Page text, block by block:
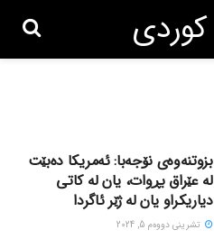
بزوتنەوەی نۆجەبا: ئەمریکا دەبێت
لە عێراق بڕوات، یان لە کاتی
دیاریکراو یان لە ژێر ئاگردا
تشرینی دووه‌م 5, 2024